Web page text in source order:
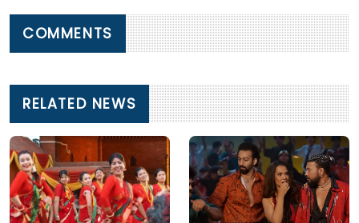
COMMENTS
RELATED NEWS